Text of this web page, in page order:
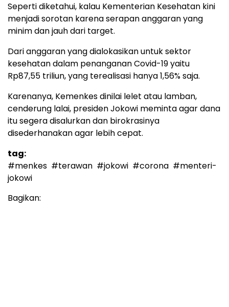
Seperti diketahui, kalau Kementerian Kesehatan kini
menjadi sorotan karena serapan anggaran yang
minim dan jauh dari target.
Dari anggaran yang dialokasikan untuk sektor
kesehatan dalam penanganan Covid-19 yaitu
Rp87,55 triliun, yang terealisasi hanya 1,56% saja.
Karenanya, Kemenkes dinilai lelet atau lamban,
cenderung lalai, presiden Jokowi meminta agar dana
itu segera disalurkan dan birokrasinya
disederhanakan agar lebih cepat.
tag:
#menkes #terawan #jokowi #corona #menteri-
jokowi
Bagikan: